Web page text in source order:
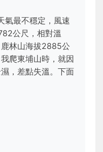
氣最不穩定，風速
公尺，相對溫
林山海拔2885公
爬東埔山時，就因
，差點失溫。下面